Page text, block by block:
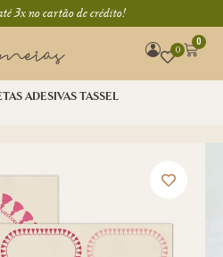
3x no cartão de crédito!
0
0
ADESIVAS TASSEL